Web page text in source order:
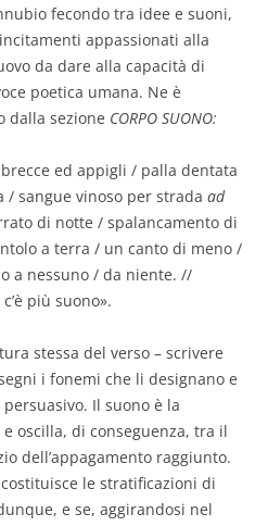
fecondo tra idee e suoni,
appassionati alla
da dare alla capacità di
poetica umana. Ne è
dalla sezione CORPO SUONO:
ed appigli / palla dentata
sangue vinoso per strada ad
di notte / spalancamento di
a terra / un canto di meno /
a nessuno / da niente. //
più suono».
stessa del verso – scrivere
i fonemi che li designano e
Il suono è la
oscilla, di conseguenza, tra il
dell’appagamento raggiunto.
le stratificazioni di
e se, aggirandosi nel